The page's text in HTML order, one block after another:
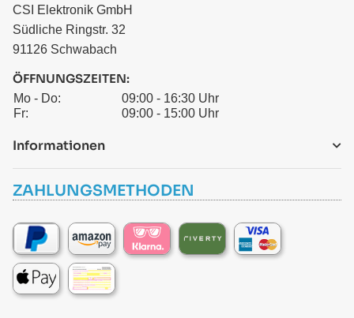
CSI Elektronik GmbH
Südliche Ringstr. 32
91126 Schwabach
ÖFFNUNGSZEITEN:
Mo - Do:
09:00 - 16:30 Uhr
Fr:
09:00 - 15:00 Uhr
Informationen
ZAHLUNGSMETHODEN